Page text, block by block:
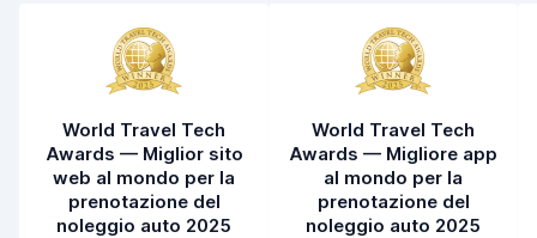
World Travel Tech
Awards — Miglior sito
web al mondo per la
prenotazione del
noleggio auto 2025
World Travel Tech
Awards — Migliore app
al mondo per la
prenotazione del
noleggio auto 2025